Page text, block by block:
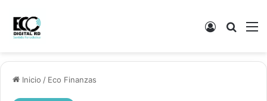
Acceso
Inicio / Eco Finanzas